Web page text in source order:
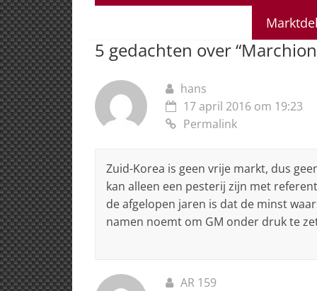
p o n s
5 gedachten over “
hans
17 april 2016 om 19:23
Permalink
Zuid-Korea is geen vrije markt, dus
kan alleen een pesterij zijn met
de afgelopen jaren is dat de minst
namen noemt om GM onder druk te
AR 159